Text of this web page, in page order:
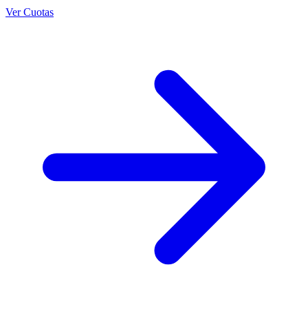
Ver Cuotas